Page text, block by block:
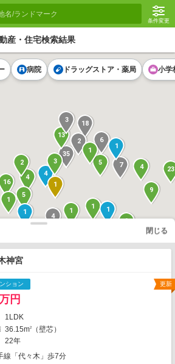
条件変更
産・住宅検索結果
18
35
5
16
4
23
4
7
1
13
4
2
4
6
25
3
1
6
1
5
9
9
1
2
1
4
2
1
3
1
1
1
1
1
病院 ドラッグストア・薬局 小学
閉じる
神宮
更新
ション
円
1LDK
36.15m2 （壁芯）
22年
線「代々木」歩7分